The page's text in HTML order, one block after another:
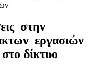
στην
εργασιών
δίκτυο